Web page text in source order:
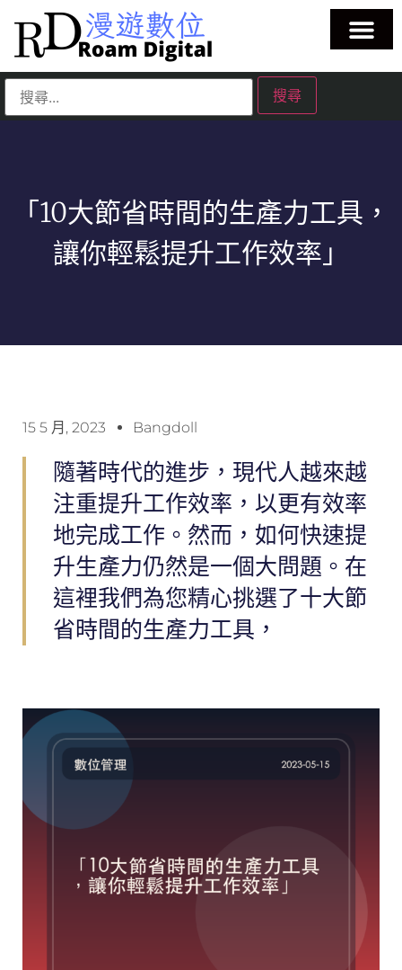
「10大節省時間的生產力工具，
讓你輕鬆提升工作效率」
15 5 月, 2023 Bangdoll
隨著時代的進步，現代人越來越
注重提升工作效率，以更有效率
地完成工作。然而，如何快速提
升生產力仍然是一個大問題。在
這裡我們為您精心挑選了十大節
省時間的生產力工具，